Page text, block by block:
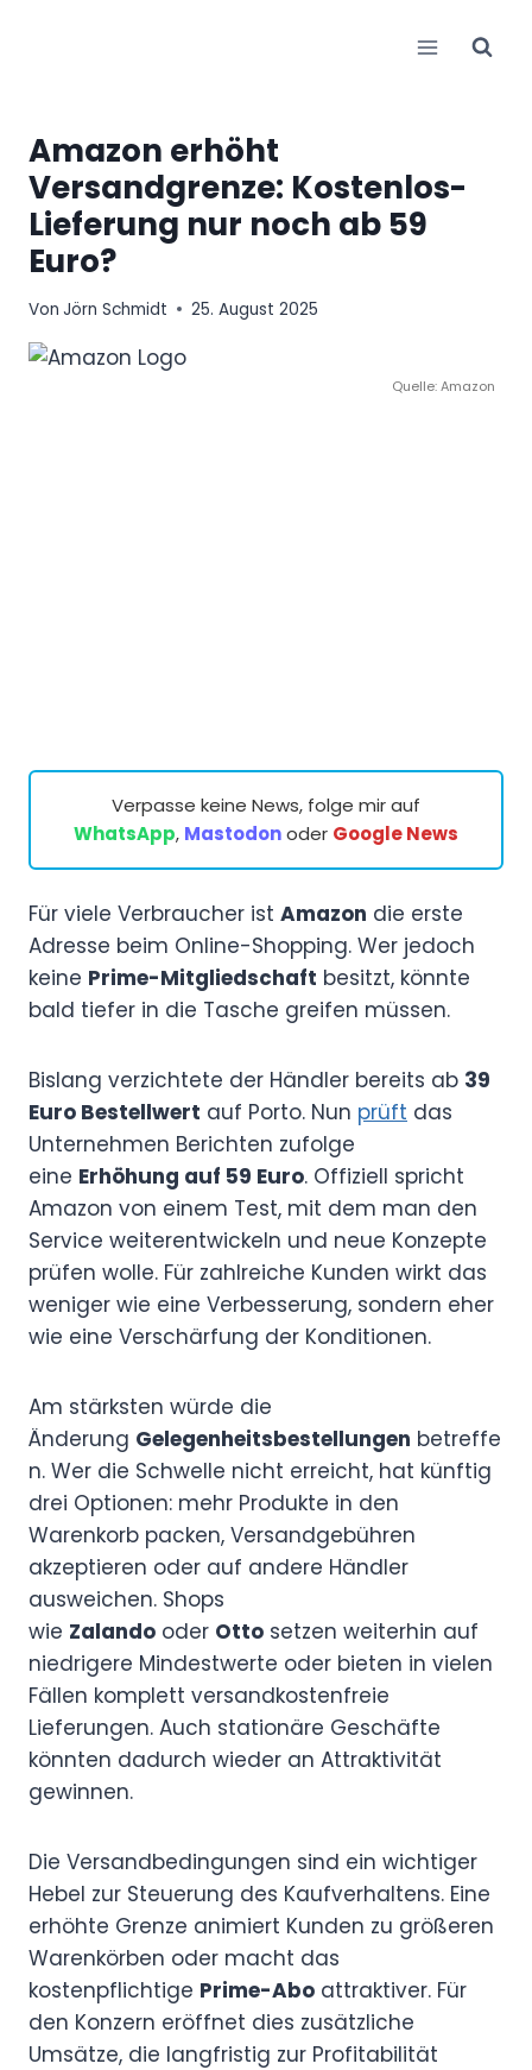
Amazon erhöht
Versandgrenze: Kostenlos-
Lieferung nur noch ab 59
Euro?
Von Jörn Schmidt 25. August 2025
Quelle: Amazon
Verpasse keine News, folge mir auf
WhatsApp, Mastodonoder Google News
Für viele Verbraucher ist Amazon die erste
Adresse beim Online-Shopping. Wer jedoch
keine Prime-Mitgliedschaft besitzt, könnte
bald tiefer in die Tasche greifen müssen.
Bislang verzichtete der Händler bereits ab 39
Euro Bestellwert auf Porto. Nun prüft das
Unternehmen Berichten zufolge
eine Erhöhung auf 59 Euro. Offiziell spricht
Amazon von einem Test, mit dem man den
Service weiterentwickeln und neue Konzepte
prüfen wolle. Für zahlreiche Kunden wirkt das
weniger wie eine Verbesserung, sondern eher
wie eine Verschärfung der Konditionen.
Am stärksten würde die
Änderung Gelegenheitsbestellungen betreffe
n. Wer die Schwelle nicht erreicht, hat künftig
drei Optionen: mehr Produkte in den
Warenkorb packen, Versandgebühren
akzeptieren oder auf andere Händler
ausweichen. Shops
wie Zalando oder Otto setzen weiterhin auf
niedrigere Mindestwerte oder bieten in vielen
Fällen komplett versandkostenfreie
Lieferungen. Auch stationäre Geschäfte
könnten dadurch wieder an Attraktivität
gewinnen.
Die Versandbedingungen sind ein wichtiger
Hebel zur Steuerung des Kaufverhaltens. Eine
erhöhte Grenze animiert Kunden zu größeren
Warenkörben oder macht das
kostenpflichtige Prime-Abo attraktiver. Für
den Konzern eröffnet dies zusätzliche
Umsätze, die langfristig zur Profitabilität